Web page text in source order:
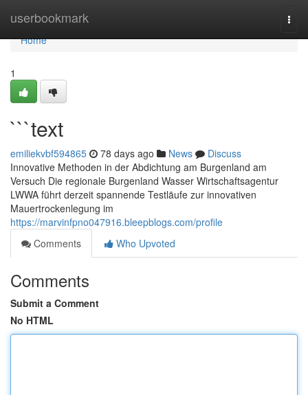
userbookmark
Home
Home
1
```text
emiliekvbf594865 78 days ago News
Discuss
Innovative Methoden in der Abdichtung am Burgenland am
Versuch Die regionale Burgenland Wasser Wirtschaftsagentur
LWWA führt derzeit spannende Testläufe zur innovativen
Mauertrockenlegung im
https://marvinfpno047916.bleepblogs.com/profile
Comments
Who Upvoted
Comments
Submit a Comment
No HTML